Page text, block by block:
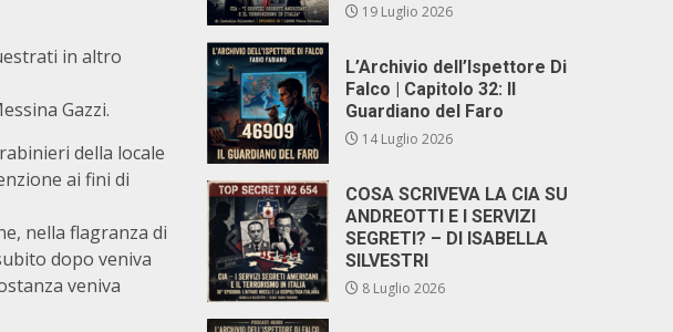
in altro
Gazzi.
della locale
ai fini di
nella flagranza di
dopo veniva
veniva
19 Luglio 2026
L’Archivio dell’Ispettore Di
Falco | Capitolo 32: Il
Guardiano del Faro
14 Luglio 2026
COSA SCRIVEVA LA CIA SU
ANDREOTTI E I SERVIZI
SEGRETI? – DI ISABELLA
SILVESTRI
8 Luglio 2026